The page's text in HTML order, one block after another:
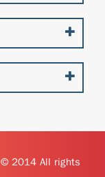
© 2014 All rights